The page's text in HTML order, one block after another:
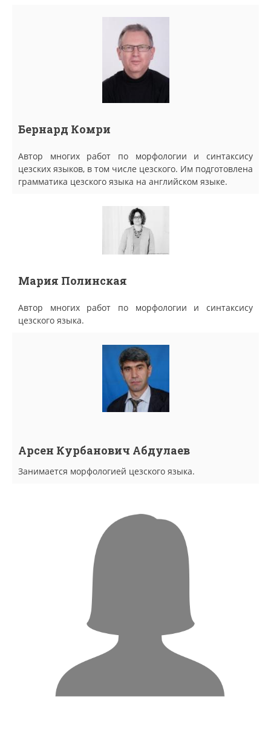
Бернард Комри
Автор многих работ по морфологии и синтаксису
цезских языков, в том числе цезского. Им подготовлена
грамматика цезского языка на английском языке.
Мария Полинская
Автор многих работ по морфологии и синтаксису
цезского языка.
Арсен Курбанович Абдулаев
Занимается морфологией цезского языка.